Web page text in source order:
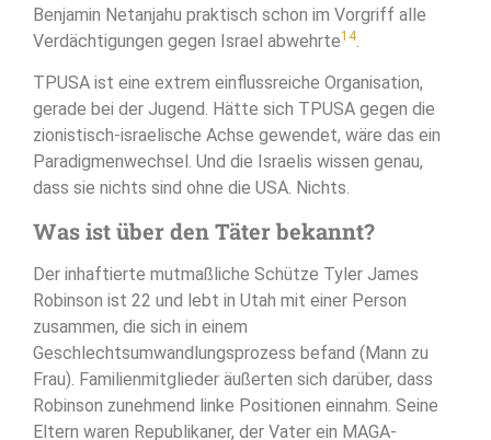
Benjamin Netanjahu praktisch schon im Vorgriff alle
Verdächtigungen gegen Israel abwehrte14.
TPUSA ist eine extrem einflussreiche Organisation,
gerade bei der Jugend. Hätte sich TPUSA gegen die
zionistisch-israelische Achse gewendet, wäre das ein
Paradigmenwechsel. Und die Israelis wissen genau,
dass sie nichts sind ohne die USA. Nichts.
Was ist über den Täter bekannt?
Der inhaftierte mutmaßliche Schütze Tyler James
Robinson ist 22 und lebt in Utah mit einer Person
zusammen, die sich in einem
Geschlechtsumwandlungsprozess befand (Mann zu
Frau). Familienmitglieder äußerten sich darüber, dass
Robinson zunehmend linke Positionen einnahm. Seine
Eltern waren Republikaner, der Vater ein MAGA-